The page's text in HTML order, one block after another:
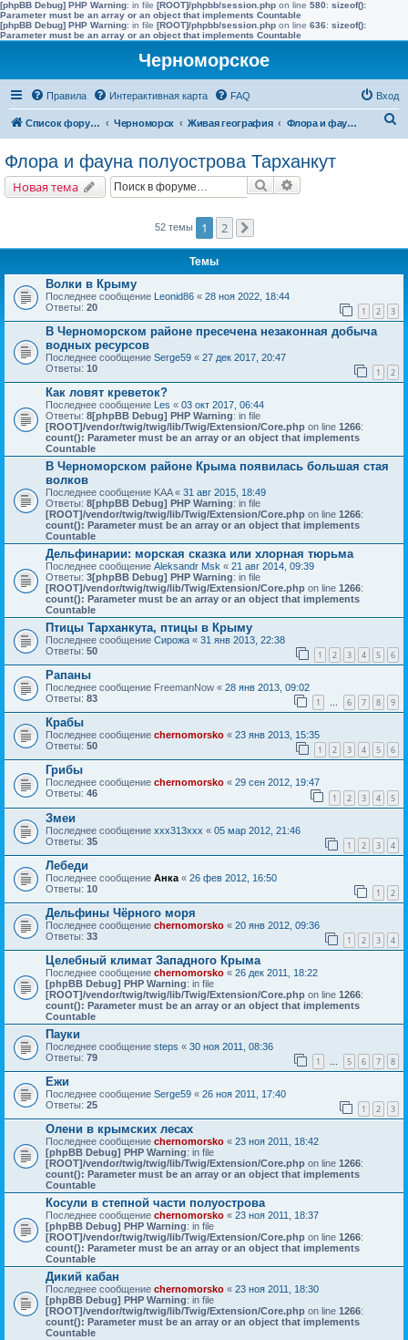
[phpBB Debug] PHP Warning: in file [ROOT]/phpbb/session.php on line 580: sizeof():
Parameter must be an array or an object that implements Countable
[phpBB Debug] PHP Warning: in file [ROOT]/phpbb/session.php on line 636: sizeof():
Parameter must be an array or an object that implements Countable
Черноморское
Правила Интерактивная карта FAQ Вход
Список форумов Черноморск Живая география Флора и фауна полуострова Тарханкут
Флора и фауна полуострова Тарханкут
Новая тема Поиск
52 темы 1 2
Темы
Волки в Крыму
Последнее сообщение Leonid86 « 28 ноя 2022, 18:44
Ответы: 20 1 2 3
В Черноморском районе пресечена незаконная добыча
водных ресурсов
Последнее сообщение Serge59 « 27 дек 2017, 20:47
Ответы: 10 1 2
Как ловят креветок?
Последнее сообщение Les « 03 окт 2017, 06:44
Ответы: 8[phpBB Debug] PHP Warning: in file
[ROOT]/vendor/twig/twig/lib/Twig/Extension/Core.php on line 1266:
count(): Parameter must be an array or an object that implements
Countable
В Черноморском районе Крыма появилась большая стая
волков
Последнее сообщение KAA« 31 авг 2015, 18:49
Ответы: 8[phpBB Debug] PHP Warning: in file
[ROOT]/vendor/twig/twig/lib/Twig/Extension/Core.php on line 1266:
count(): Parameter must be an array or an object that implements
Countable
Дельфинарии: морская сказка или хлорная тюрьма
Последнее сообщение Aleksandr Msk « 21 авг 2014, 09:39
Ответы: 3[phpBB Debug] PHP Warning: in file
[ROOT]/vendor/twig/twig/lib/Twig/Extension/Core.php on line 1266:
count(): Parameter must be an array or an object that implements
Countable
Птицы Тарханкута, птицы в Крыму
Последнее сообщение Сирожа « 31 янв 2013, 22:38
Ответы: 50 1 2 3 4 5 6
Рапаны
Последнее сообщение FreemanNow « 28 янв 2013, 09:02
Ответы: 83 1 … 6 7 8 9
Крабы
Последнее сообщение chernomorsko « 23 янв 2013, 15:35
Ответы: 50 1 2 3 4 5 6
Грибы
Последнее сообщение chernomorsko « 29 сен 2012, 19:47
Ответы: 46 1 2 3 4 5
Змеи
Последнее сообщение xxx313xxx « 05 мар 2012, 21:46
Ответы: 35 1 2 3 4
Лебеди
Последнее сообщение Анка « 26 фев 2012, 16:50
Ответы: 10 1 2
Дельфины Чёрного моря
Последнее сообщение chernomorsko « 20 янв 2012, 09:36
Ответы: 33 1 2 3 4
Целебный климат Западного Крыма
Последнее сообщение chernomorsko « 26 дек 2011, 18:22
[phpBB Debug] PHP Warning: in file
[ROOT]/vendor/twig/twig/lib/Twig/Extension/Core.php on line 1266:
count(): Parameter must be an array or an object that implements
Countable
Пауки
Последнее сообщение steps « 30 ноя 2011, 08:36
Ответы: 79 1 5 6 7 8
Ежи
Последнее сообщение Serge59 « 26 ноя 2011, 17:40
Ответы: 25 1 2 3
Олени в крымских лесах
Последнее сообщение chernomorsko « 23 ноя 2011, 18:42
[phpBB Debug] PHP Warning: in file
[ROOT]/vendor/twig/twig/lib/Twig/Extension/Core.php on line 1266:
count(): Parameter must be an array or an object that implements
Countable
Косули в степной части полуострова
Последнее сообщение chernomorsko « 23 ноя 2011, 18:37
[phpBB Debug] PHP Warning: in file
[ROOT]/vendor/twig/twig/lib/Twig/Extension/Core.php on line 1266:
count(): Parameter must be an array or an object that implements
Countable
Дикий кабан
Последнее сообщение chernomorsko « 23 ноя 2011, 18:30
[phpBB Debug] PHP Warning: in file
[ROOT]/vendor/twig/twig/lib/Twig/Extension/Core.php on line 1266:
count(): Parameter must be an array or an object that implements
Countable